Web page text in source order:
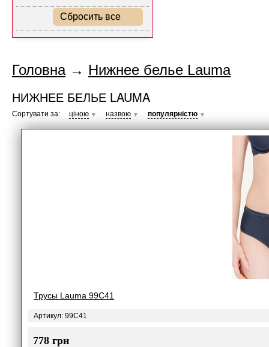
Сбросить все
Головна→ Нижнее белье Lauma
НИЖНЕЕ БЕЛЬЕ LAUMA
Сортувати за: ціною ▼ назвою ▼ популярністю ▼
Трусы Lauma 99C41
Артикул: 99C41
778 грн